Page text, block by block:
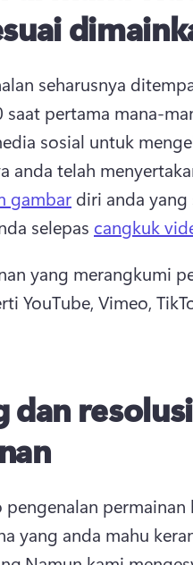
seharusnya
saat pertama mana-
sosial untuk
anda telah
gambar diri anda
selepas cangkuk
yang merangkumi
YouTube, Vimeo,
dan
pengenalan
yang anda mahu